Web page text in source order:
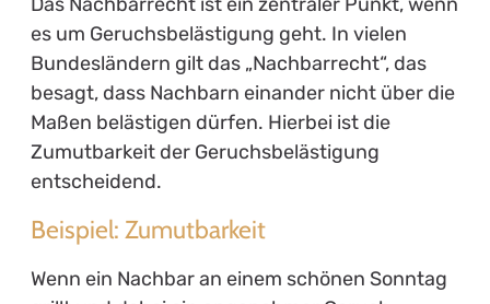
es um Geruchsbelästigung geht. In vielen
Bundesländern gilt das „Nachbarrecht“, das
besagt, dass Nachbarn einander nicht über die
Maßen belästigen dürfen. Hierbei ist die
Zumutbarkeit der Geruchsbelästigung
entscheidend.
Beispiel: Zumutbarkeit
Wenn ein Nachbar an einem schönen Sonntag